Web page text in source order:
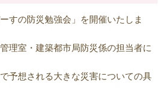
すの防災勉強会」を開催いたしま
理室・建築都市局防災係の担当者に
予想される大きな災害についての具